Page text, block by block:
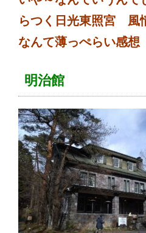
らつく日光東照宮 風
なんて薄っぺらい感想
明治館